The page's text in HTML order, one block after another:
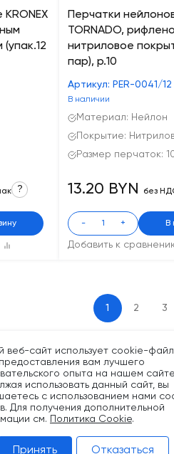
?
Перчатки
TORNADO,
нитриловое
пар), р.10
Артикул: PER-0041/12
В наличии
Материал: Нейлон
Покрытие:
Размер перчаток:
Добавить к
13.20 BYN без
- + В
1 2 3
веб-сайт использует cookie-
вам лучшего
опыта на нашем
использовать данный сайт, вы
с использованием нами
Для получения дополнительной
см. Политика Cookie.
Принять Отказаться